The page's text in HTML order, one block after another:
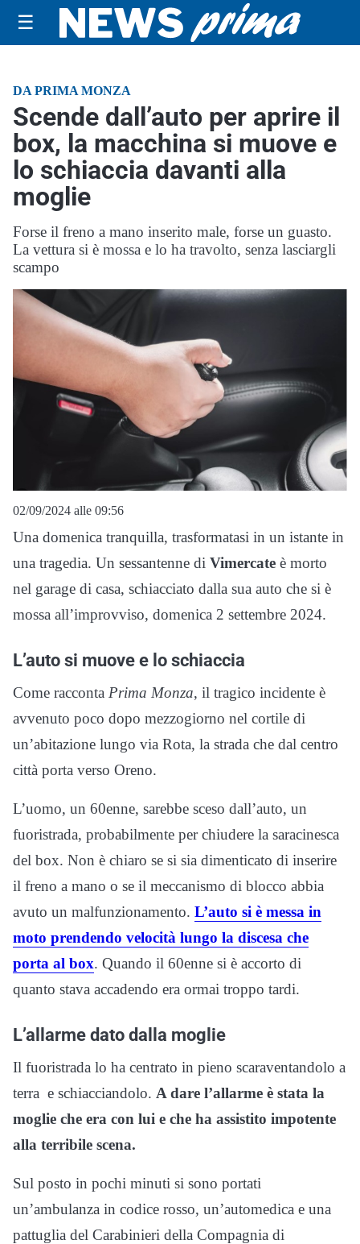
☰
DA PRIMA MONZA
Scende dall’auto per aprire il
box, la macchina si muove e
lo schiaccia davanti alla
moglie
Forse il freno a mano inserito male, forse un guasto.
La vettura si è mossa e lo ha travolto, senza lasciargli
scampo
02/09/2024 alle 09:56
Una domenica tranquilla, trasformatasi in un istante in
una tragedia. Un sessantenne di Vimercate è morto
nel garage di casa, schiacciato dalla sua auto che si è
mossa all’improvviso, domenica 2 settembre 2024.
L’auto si muove e lo schiaccia
Come racconta Prima Monza, il tragico incidente è
avvenuto poco dopo mezzogiorno nel cortile di
un’abitazione lungo via Rota, la strada che dal centro
città porta verso Oreno.
L’uomo, un 60enne, sarebbe sceso dall’auto, un
fuoristrada, probabilmente per chiudere la saracinesca
del box. Non è chiaro se si sia dimenticato di inserire
il freno a mano o se il meccanismo di blocco abbia
avuto un malfunzionamento. L’auto si è messa in
moto prendendo velocità lungo la discesa che
porta al box. Quando il 60enne si è accorto di
quanto stava accadendo era ormai troppo tardi.
L’allarme dato dalla moglie
Il fuoristrada lo ha centrato in pieno scaraventandolo a
terra e schiacciandolo. A dare l’allarme è stata la
moglie che era con lui e che ha assistito impotente
alla terribile scena.
Sul posto in pochi minuti si sono portati
un’ambulanza in codice rosso, un’automedica e una
pattuglia del Carabinieri della Compagnia di